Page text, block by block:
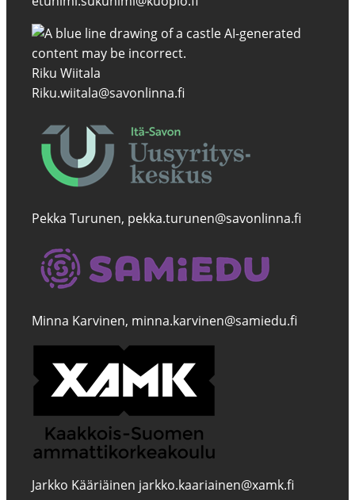
Riku Wiitala
Riku.wiitala@savonlinna.fi
Pekka Turunen, pekka.turunen@savonlinna.fi
Minna Karvinen, minna.karvinen@samiedu.fi
Jarkko Kääriäinen jarkko.kaariainen@xamk.fi